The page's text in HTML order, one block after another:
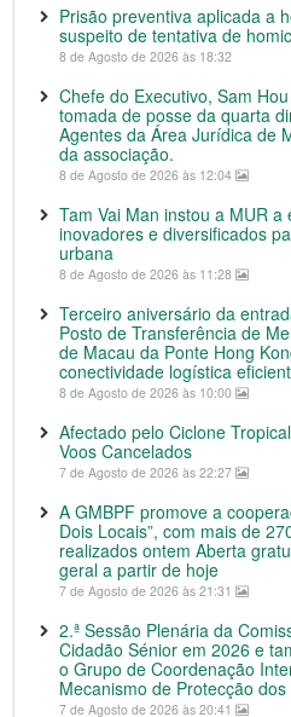
Prisão preventiva aplicada a
suspeito de tentativa de
8 de Agosto de 2026 às 18:32
Chefe do Executivo, Sam
tomada de posse da quarta
Agentes da Área Jurídica de
da associação.
8 de Agosto de 2026 às 12:04
Tam Vai Man instou a MUR
inovadores e diversificados
urbana
8 de Agosto de 2026 às 11:28
Terceiro aniversário da
Posto de Transferência de
de Macau da Ponte Hong
conectividade logística
8 de Agosto de 2026 às 10:00
Afectado pelo Ciclone
Voos Cancelados
7 de Agosto de 2026 às 22:27
A GMBPF promove a
Dois Locais”, com mais de
realizados ontem Aberta
geral a partir de hoje
7 de Agosto de 2026 às 21:31
2.ª Sessão Plenária da
Cidadão Sénior em 2026 e
o Grupo de Coordenação
Mecanismo de Protecção
7 de Agosto de 2026 às 20:41